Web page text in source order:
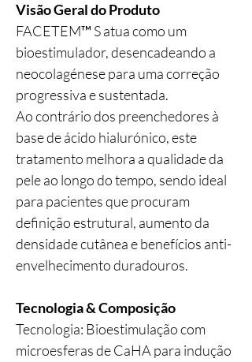
Visão Geral do Produto
FACETEM™ S atua como um
bioestimulador, desencadeando a
neocolagénese para uma correção
progressiva e sustentada.
Ao contrário dos preenchedores à
base de ácido hialurónico, este
tratamento melhora a qualidade da
pele ao longo do tempo, sendo ideal
para pacientes que procuram
definição estrutural, aumento da
densidade cutânea e benefícios anti-
envelhecimento duradouros.
Tecnologia & Composição
Tecnologia: Bioestimulação com
microesferas de CaHA para indução